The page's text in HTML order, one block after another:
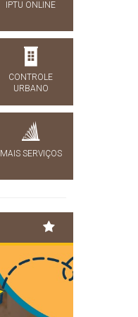
IPTU ONLINE
CONTROLE
URBANO
MAIS SERVIÇOS